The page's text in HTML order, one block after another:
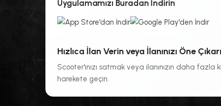
Uygulamamızı Buradan İndirin
Hızlıca İlan Verin veya İlanınızı Öne
Scooter'ınızı satmak veya ilanınızın daha
harekete geçin.